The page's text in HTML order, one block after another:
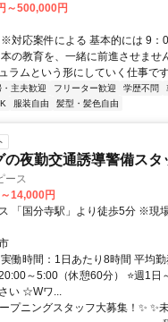
～500,000円
対応案件による 基本的には 9
の教育を、一緒に前進させま
ラムという形にしていく仕事で
・主夫歓迎 フリーター歓迎 学歴不問
服装自由 髪型・髪色自由
の夜勤交通誘導警備スタ
ース
14,000円
「国分寺駅」より徒歩5分 ※現
働時間：1日あたり8時間 平均
20:00～5:00（休憩60分） ⭐週1
い ☆Wワ...
プニングスタッフ大募集！✨ ✨